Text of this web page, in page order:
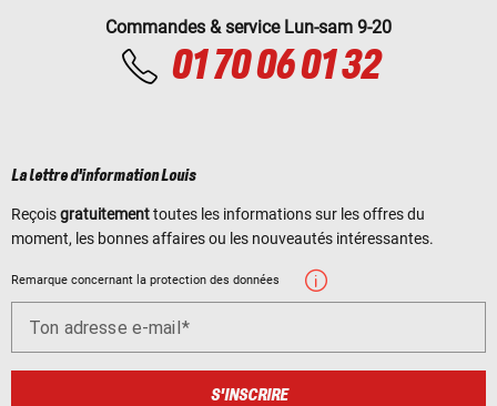
Commandes & service Lun-sam 9-20
01 70 06 01 32
La lettre d'information Louis
Reçoisgratuitementtoutes les informations sur les offres du
moment, les bonnes affaires ou les nouveautés intéressantes.
Remarque concernant la protection des données
Ton adresse e-mail
S'INSCRIRE